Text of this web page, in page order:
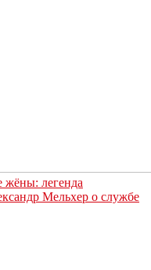
жёны: легенда
Мельхер о службе